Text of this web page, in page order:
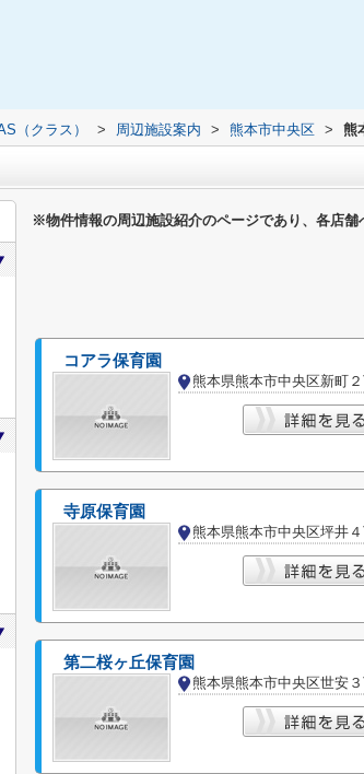
（クラス） > 周辺施設案内 > 熊本市中央区 > 熊
※物件情報の周辺施設紹介のページであり、各店舗
コアラ保育園
熊本県熊本市中央区新町２
寺原保育園
熊本県熊本市中央区坪井４
第二桜ヶ丘保育園
熊本県熊本市中央区世安３